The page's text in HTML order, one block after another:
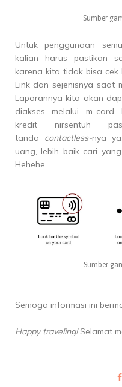
Sumber
Untuk penggunaan
kalian harus pastikan
karena kita tidak bisa cek
Link dan sejenisnya saat
Laporannya kita akan
diakses melalui m-card
kredit nirsentuh
tanda
contactless-nyaya
uang, lebih baik cari
Hehehe
Sumber
Semoga informasi ini
Happy traveling!Selamat